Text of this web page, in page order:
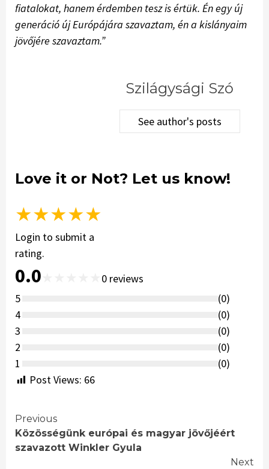
fiatalokat, hanem érdemben tesz is értük. Én egy új
generáció új Európájára szavaztam, én a kislányaim
jövőjére szavaztam.”
Szilágysági Szó
See author's posts
Love it or Not? Let us know!
★★★★★
Login to submit a
rating.
0.0 0 reviews
5
(0)
4
(0)
3
(0)
2
(0)
1
(0)
Post Views: 66
Continue
Reading
Previous
Közösségünk európai és magyar jövőjéért
szavazott Winkler Gyula
Next